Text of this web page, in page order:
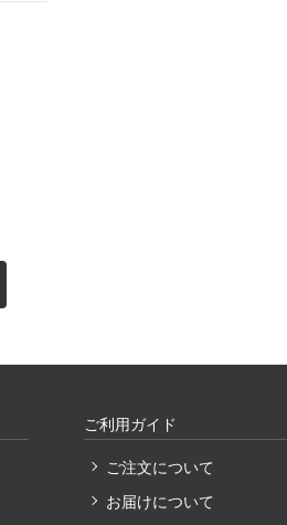
ご利用ガイド
ご注文について
お届けについて